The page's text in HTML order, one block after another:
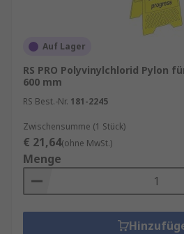
Auf Lager
RS PRO Polyvinylchlorid Pylon
600 mm
RS Best.-Nr. 181-2245
Zwischensumme (1 Stück)
€ 21,64(ohne MwSt.)
Menge